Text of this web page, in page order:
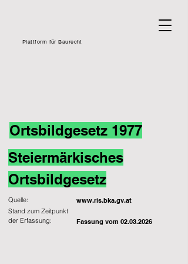
Plattform für Baurecht
Ortsbildgesetz 1977
Steiermärkisches
Ortsbildgesetz
Quelle: www.ris.bka.gv.at
Fassung vom 02.03.2026
Stand zum Zeitpunkt
der Erfassung: